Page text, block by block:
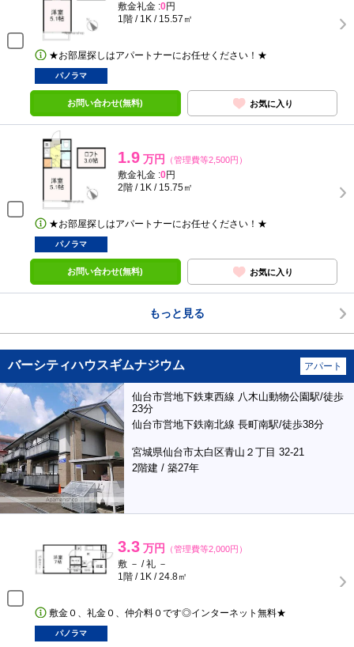
敷金礼金 :0円
1階 / 1K / 15.57㎡
★お部屋探しはアパートナーにお任せください！★
パノラマ
お問い合わせ(無料) お気に入り
1.9 万円 （管理費等2,500円）
敷金礼金 :0円
2階 / 1K / 15.75㎡
★お部屋探しはアパートナーにお任せください！★
パノラマ
お問い合わせ(無料) お気に入り
もっと見る
バーシティハウスギムナジウム アパート
仙台市営地下鉄東西線 八木山動物公園駅/徒歩
23分
仙台市営地下鉄南北線 長町南駅/徒歩38分
宮城県仙台市太白区青山２丁目 32-21
2階建 / 築27年
3.3 万円 （管理費等2,000円）
敷 － / 礼 －
1階 / 1K / 24.8㎡
敷金０、礼金０、仲介料０です◎インターネット無料★
パノラマ